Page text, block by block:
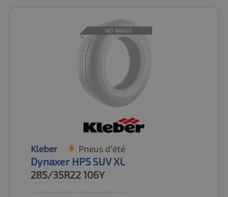
Kleber Pneus d'été
Dynaxer HP5 SUV XL
285/35R22106Y